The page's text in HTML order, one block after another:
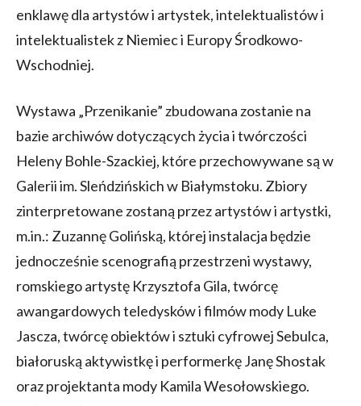
enklawę dla artystów i artystek, intelektualistów i
intelektualistek z Niemiec i Europy Środkowo-
Wschodniej.
Wystawa „Przenikanie” zbudowana zostanie na
bazie archiwów dotyczących życia i twórczości
Heleny Bohle-Szackiej, które przechowywane są w
Galerii im. Sleńdzińskich w Białymstoku. Zbiory
zinterpretowane zostaną przez artystów i artystki,
m.in.: Zuzannę Golińską, której instalacja będzie
jednocześnie scenografią przestrzeni wystawy,
romskiego artystę Krzysztofa Gila, twórcę
awangardowych teledysków i filmów mody Luke
Jascza, twórcę obiektów i sztuki cyfrowej Sebulca,
białoruską aktywistkę i performerkę Janę Shostak
oraz projektanta mody Kamila Wesołowskiego.